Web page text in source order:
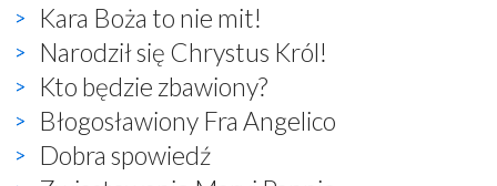
Kara Boża to nie mit!
Narodził się Chrystus Król!
Kto będzie zbawiony?
Błogosławiony Fra Angelico
Dobra spowiedź